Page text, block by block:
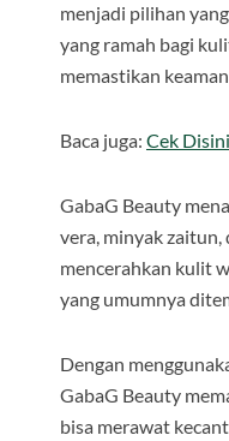
menjadi pilihan
yang ramah bagi
memastikan
Baca juga: Cek
GabaG Beauty
vera, minyak
mencerahkan kulit
yang umumnya
Dengan
GabaG Beauty
bisa merawat